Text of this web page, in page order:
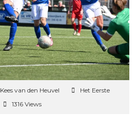
Kees van den Heuvel
Het Eerste
1316 Views